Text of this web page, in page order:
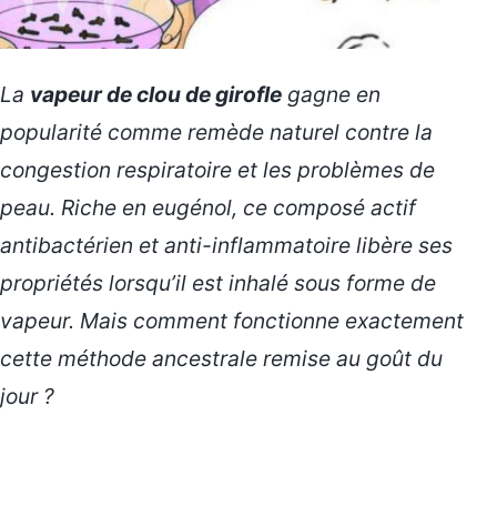
La vapeur de clou de girofle gagne en
popularité comme remède naturel contre la
congestion respiratoire et les problèmes de
peau. Riche en eugénol, ce composé actif
antibactérien et anti-inflammatoire libère ses
propriétés lorsqu’il est inhalé sous forme de
vapeur. Mais comment fonctionne exactement
cette méthode ancestrale remise au goût du
jour ?